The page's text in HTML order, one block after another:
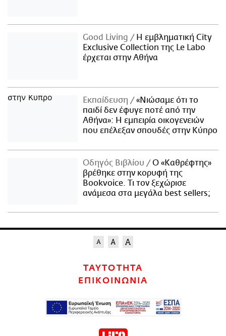
Good Living
Η εμβληματική City
Exclusive Collection της Le Labo
έρχεται στην Αθήνα
Εκπαίδευση
«Νιώσαμε ότι το
παιδί δεν έφυγε ποτέ από την
Αθήνα»: Η εμπειρία οικογενειών
που επέλεξαν σπουδές στην Κύπρο
Οδηγός Βιβλίου
Ο «Καθρέφτης»
βρέθηκε στην κορυφή της
Bookvoice. Τι τον ξεχώρισε
ανάμεσα στα μεγάλα best sellers;
ΤΑΥΤΟΤΗΤΑ
ΕΠΙΚΟΙΝΩΝΙΑ